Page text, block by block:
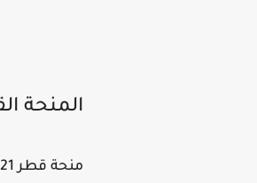
المنحة القطرية 100